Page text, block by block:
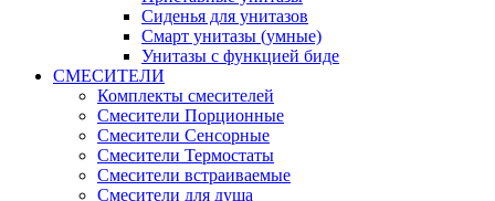
Сиденья для унитазов
Смарт унитазы (умные)
Унитазы с функцией биде
СМЕСИТЕЛИ
Комплекты смесителей
Смесители Порционные
Смесители Сенсорные
Смесители Термостаты
Смесители встраиваемые
Смесители для душа